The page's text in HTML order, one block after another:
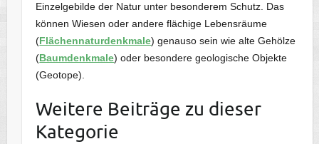
Einzelgebilde der Natur unter besonderem Schutz. Das
können Wiesen oder andere flächige Lebensräume
(Flächennaturdenkmale) genauso sein wie alte Gehölze
(Baumdenkmale) oder besondere geologische Objekte
(Geotope).
Weitere Beiträge zu dieser
Kategorie